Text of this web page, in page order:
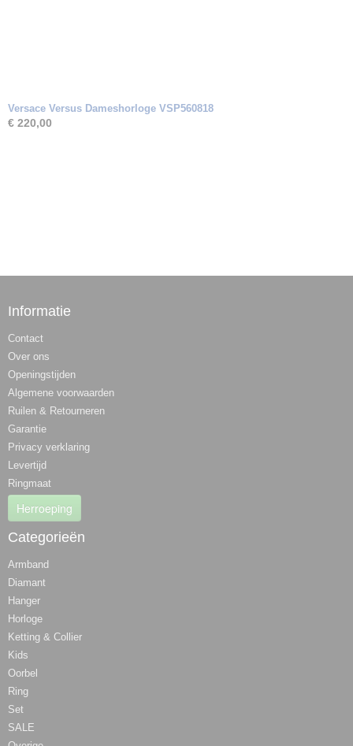
Versace Versus Dameshorloge VSP560818
€ 220,00
Informatie
Contact
Over ons
Openingstijden
Algemene voorwaarden
Ruilen & Retourneren
Garantie
Privacy verklaring
Levertijd
Ringmaat
Herroeping
Categorieën
Armband
Diamant
Hanger
Horloge
Ketting & Collier
Kids
Oorbel
Ring
Set
SALE